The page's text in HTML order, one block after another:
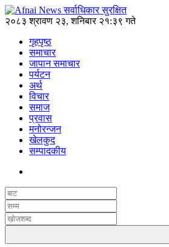
२०८३ श्रावण २३, शनिबार २१:३९ गते
गृहपृष्ठ
समाचार
जापान समाचार
पर्यटन
अर्थ
विचार
समाज
प्रवास
मनोरन्जन
खेलकुद
सम्पादकीय